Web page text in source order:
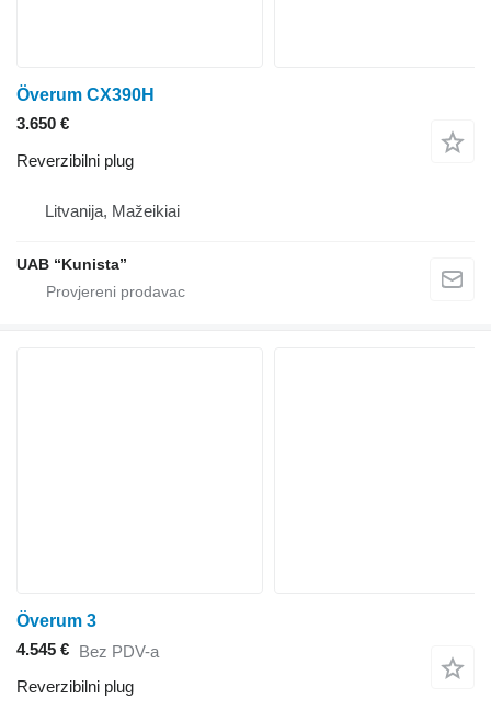
Överum CX390H
3.650 €
Reverzibilni plug
Litvanija, Mažeikiai
UAB “Kunista”
Överum 3
4.545 € Bez PDV-a
Reverzibilni plug